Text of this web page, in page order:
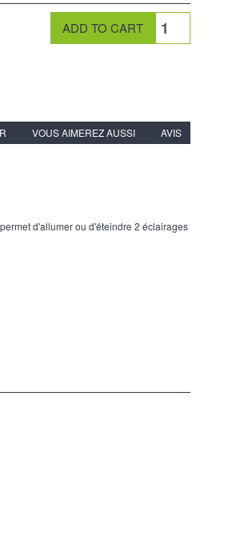
VOUS AIMEREZ AUSSI AVIS
d'allumer ou d'éteindre 2 éclairages